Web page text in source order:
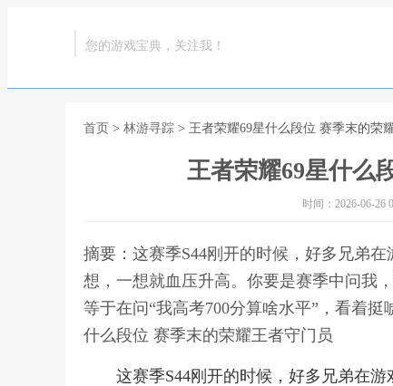
您的游戏宝典，关注我！
首页 > 林游寻踪 > 王者荣耀69星什么段位 赛季末的荣
王者荣耀69星什么
时间：2026-06-26
摘要：这赛季S44刚开的时候，好多兄弟
想，一想就血压升高。你要是赛季中问
等于在问“我高考700分算啥水平”，看着
什么段位 赛季末的荣耀王者守门员
这赛季S44刚开的时候，好多兄弟在